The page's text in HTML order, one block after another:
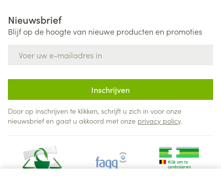
Nieuwsbrief
Blijf op de hoogte van nieuwe producten en promoties
Inschrijven
Door op inschrijven te klikken, schrijft u zich in voor onze
nieuwsbrief en gaat u akkoord met onze privacy policy.